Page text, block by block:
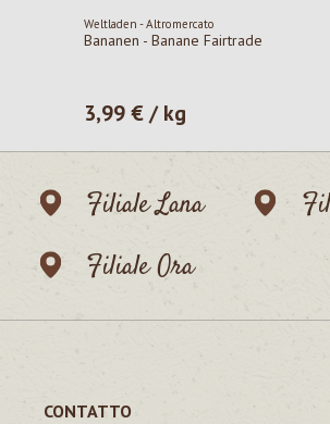
Weltladen - Altromercato
Bananen - Banane Fairtrade
Prezzo normale:
3,99 € / kg
Filiale Lana
Filiale Ora
CONTATTO